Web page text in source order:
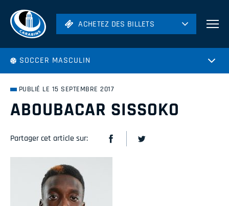
ACHETEZ DES BILLETS
Hockey
ACHETEZ DES BILLETS
SOCCER MASCULIN
PUBLIÉ LE 15 SEPTEMBRE 2017
ABOUBACAR SISSOKO
Partager cet article sur: